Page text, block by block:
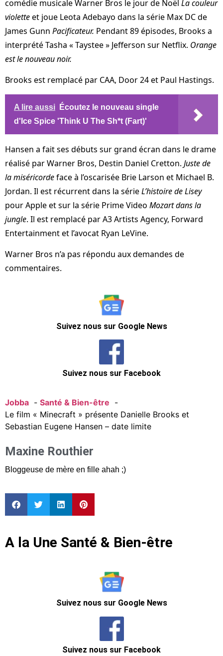
comédie musicale Warner Bros le jour de Noël La couleur
violetteet joue Leota Adebayo dans la série Max DC de
James Gunn Pacificateur. Pendant 89 épisodes, Brooks a
interprété Tasha « Taystee » Jefferson sur Netflix. Orange
est le nouveau noir.
Brooks est remplacé par CAA, Door 24 et Paul Hastings.
A lire aussi
Écoutez le nouveau single
d'Ice Spice 'Think U The Sh*t (Fart)'
Hansen a fait ses débuts sur grand écran dans le drame
réalisé par Warner Bros, Destin Daniel Cretton. Juste de
la miséricordeface à l’oscarisée Brie Larson et Michael B.
Jordan. Il est récurrent dans la sérieL’histoire de Lisey
pour Apple et sur la série Prime Video Mozart dans la
jungle. Il est remplacé par A3 Artists Agency, Forward
Entertainment et l’avocat Ryan LeVine.
Warner Bros n’a pas répondu aux demandes de
commentaires.
Suivez nous sur Google News
Suivez nous sur Facebook
Jobba
Santé & Bien-être
Le film « Minecraft » présente Danielle Brooks et
Sebastian Eugene Hansen – date limite
Maxine Routhier
Bloggeuse de mère en fille ahah ;)
A la Une Santé & Bien-être
Suivez nous sur Google News
Suivez nous sur Facebook